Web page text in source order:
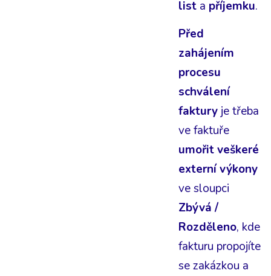
list a příjemku.
Před
zahájením
procesu
schválení
faktury je třeba
ve faktuře
umořit veškeré
externí výkony
ve sloupci
Zbývá /
Rozděleno, kde
fakturu propojíte
se zakázkou a